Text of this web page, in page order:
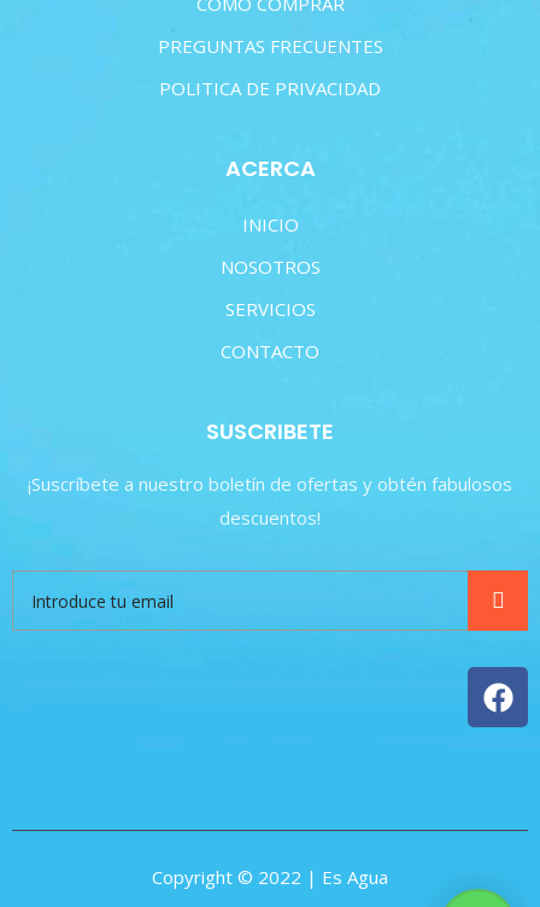
PREGUNTAS FRECUENTES
POLITICA DE PRIVACIDAD
ACERCA
INICIO
NOSOTROS
SERVICIOS
CONTACTO
SUSCRIBETE
¡Suscríbete a nuestro boletín de ofertas y obtén fabulosos
descuentos!
Copyright © 2022 | Es Agua